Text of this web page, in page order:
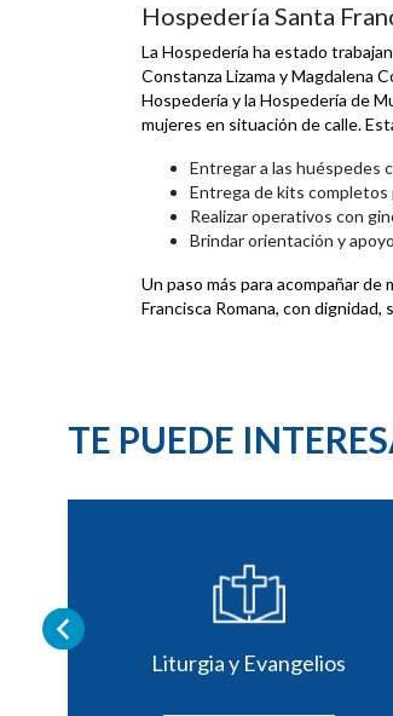
Hospedería Santa
La Hospedería ha estado
Constanza Lizama y Magdalena
Hospedería y la Hospedería de
mujeres en situación de calle.
Entregar a las huéspedes
Entrega de kits completos
Realizar operativos con
Brindar orientación y
Un paso más para acompañar de
Francisca Romana, con
TE PUEDE
Liturgia y Evangelios